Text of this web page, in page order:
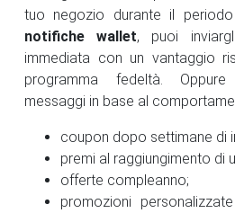
tuo negozio durante il
notifiche wallet, puoi
immediata con un vantaggio
programma fedeltà.
messaggi in base al
coupon dopo settimane di
premi al raggiungimento di
offerte compleanno;
promozioni